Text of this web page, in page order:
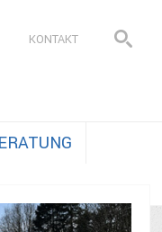
KONTAKT